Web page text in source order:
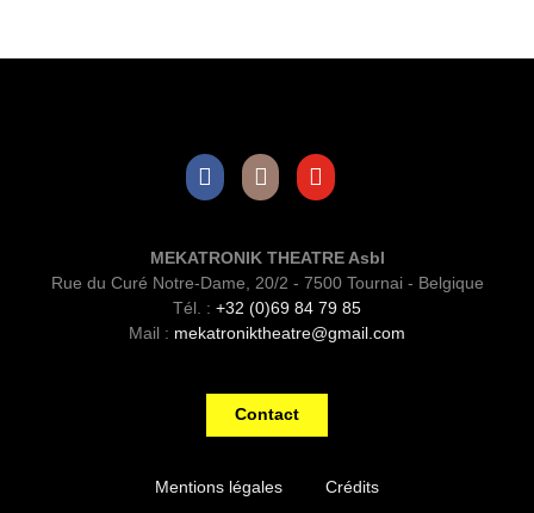
MEKATRONIK THEATRE Asbl
Rue du Curé Notre-Dame, 20/2 - 7500 Tournai - Belgique
Tél. : +32 (0)69 84 79 85
Mail : mekatroniktheatre@gmail.com
Contact
Mentions légales Crédits